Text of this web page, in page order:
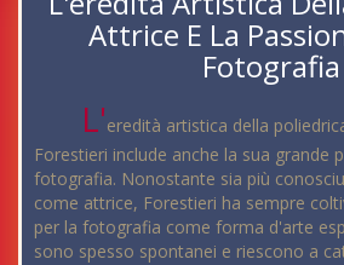
Attrice E La
Fotografia
L'eredità artistica della
Forestieri include anche la sua grande
fotografia. Nonostante sia più
come attrice, Forestieri ha sempre
per la fotografia come forma d'arte
sono spesso spontanei e riescono a